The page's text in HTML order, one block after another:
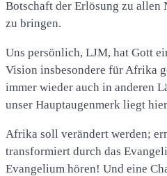
Botschaft der Erlösung zu allen
zu bringen.
Uns persönlich, LJM, hat Gott
Vision insbesondere für Afrika
immer wieder auch in anderen
unser Hauptaugenmerk liegt
Afrika soll verändert werden;
transformiert durch das
Evangelium hören! Und eine